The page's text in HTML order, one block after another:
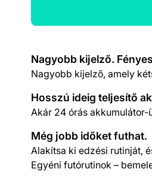
Termék részletek
Nagyobb kijelző.
Nagyobb kijelző, amely
Hosszú ideig teljesítő
Akár 24 órás
Még jobb időket futhat.
Alakítsa ki edzési rutinját,
Egyéni futórutinok –